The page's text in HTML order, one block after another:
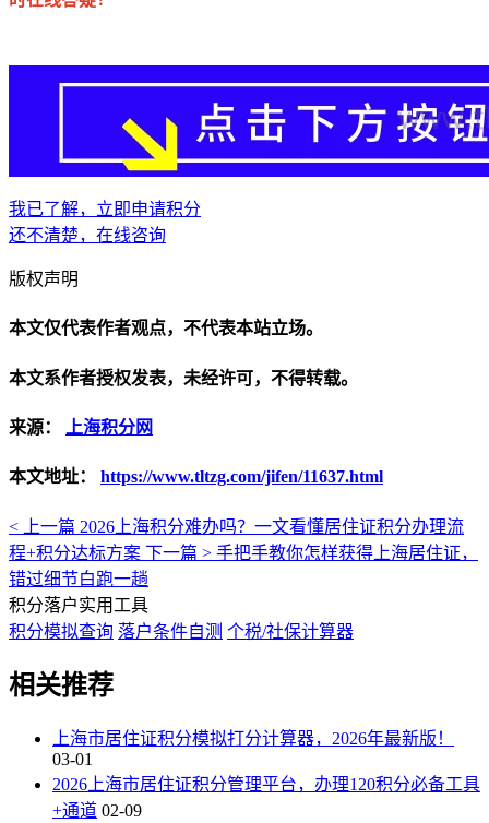
我已了解，立即申请积分
还不清楚，在线咨询
版权声明
本文仅代表作者观点，不代表本站立场。
本文系作者授权发表，未经许可，不得转载。
来源： 上海积分网
本文地址： https://www.tltzg.com/jifen/11637.html
< 上一篇 2026上海积分难办吗？一文看懂居住证积分办理流
程+积分达标方案 下一篇 > 手把手教你怎样获得上海居住证，
错过细节白跑一趟
积分落户实用工具
积分模拟查询 落户条件自测 个税/社保计算器
相关推荐
上海市居住证积分模拟打分计算器，2026年最新版！
03-01
2026上海市居住证积分管理平台，办理120积分必备工具
+通道 02-09